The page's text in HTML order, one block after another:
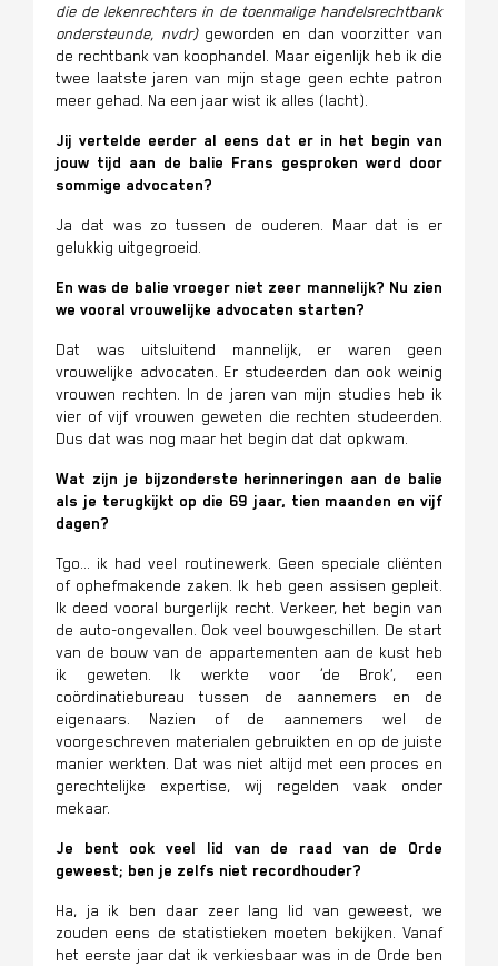
die de lekenrechters in de toenmalige handelsrechtbank
ondersteunde, nvdr) geworden en dan voorzitter van
de rechtbank van koophandel. Maar eigenlijk heb ik die
twee laatste jaren van mijn stage geen echte patron
meer gehad. Na een jaar wist ik alles (lacht).
Jij vertelde eerder al eens dat er in het begin van
jouw tijd aan de balie Frans gesproken werd door
sommige advocaten?
Ja dat was zo tussen de ouderen. Maar dat is er
gelukkig uitgegroeid.
En was de balie vroeger niet zeer mannelijk? Nu zien
we vooral vrouwelijke advocaten starten?
Dat was uitsluitend mannelijk, er waren geen
vrouwelijke advocaten. Er studeerden dan ook weinig
vrouwen rechten. In de jaren van mijn studies heb ik
vier of vijf vrouwen geweten die rechten studeerden.
Dus dat was nog maar het begin dat dat opkwam.
Wat zijn je bijzonderste herinneringen aan de balie
als je terugkijkt op die 69 jaar, tien maanden en vijf
dagen?
Tgo… ik had veel routinewerk. Geen speciale cliënten
of ophefmakende zaken. Ik heb geen assisen gepleit.
Ik deed vooral burgerlijk recht. Verkeer, het begin van
de auto-ongevallen. Ook veel bouwgeschillen. De start
van de bouw van de appartementen aan de kust heb
ik geweten. Ik werkte voor ‘de Brok’, een
coördinatiebureau tussen de aannemers en de
eigenaars. Nazien of de aannemers wel de
voorgeschreven materialen gebruikten en op de juiste
manier werkten. Dat was niet altijd met een proces en
gerechtelijke expertise, wij regelden vaak onder
mekaar.
Je bent ook veel lid van de raad van de Orde
geweest; ben je zelfs niet recordhouder?
Ha, ja ik ben daar zeer lang lid van geweest, we
zouden eens de statistieken moeten bekijken. Vanaf
het eerste jaar dat ik verkiesbaar was in de Orde ben